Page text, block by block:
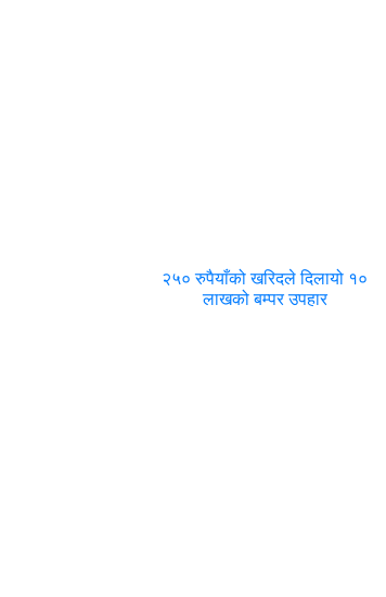
२५० रुपैयाँको खरिदले दिलायो १०
लाखको बम्पर उपहार